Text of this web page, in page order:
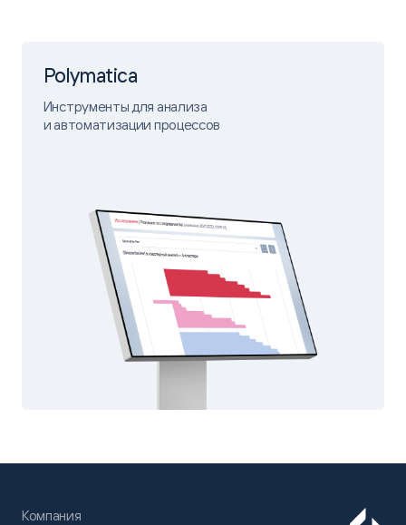
Polymatica
Инструменты для анализа
и автоматизации процессов
Компания